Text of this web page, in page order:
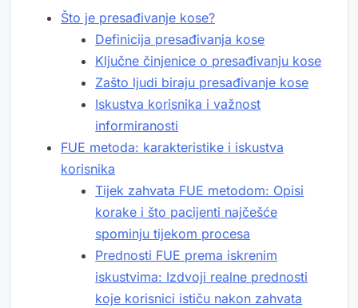
Što je presađivanje kose?
Definicija presađivanja kose
Ključne činjenice o presađivanju kose
Zašto ljudi biraju presađivanje kose
Iskustva korisnika i važnost
informiranosti
FUE metoda: karakteristike i iskustva
korisnika
Tijek zahvata FUE metodom: Opisi
korake i što pacijenti najčešće
spominju tijekom procesa
Prednosti FUE prema iskrenim
iskustvima: Izdvoji realne prednosti
koje korisnici ističu nakon zahvata